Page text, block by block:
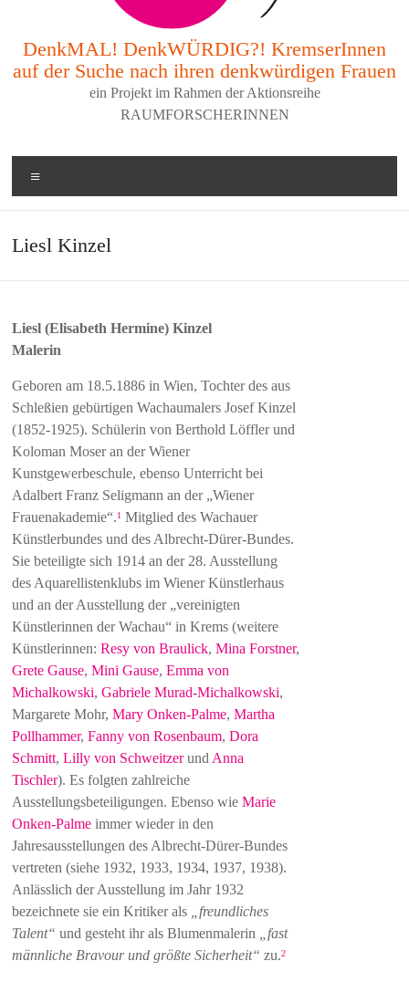
DenkMAL! DenkWÜRDIG?! KremserInnen
auf der Suche nach ihren denkwürdigen Frauen
ein Projekt im Rahmen der Aktionsreihe
RAUMFORSCHERINNEN
Liesl Kinzel
Liesl (Elisabeth Hermine) Kinzel
Malerin
Geboren am 18.5.1886 in Wien, Tochter des aus
Schleßien gebürtigen Wachaumalers Josef Kinzel
(1852-1925). Schülerin von Berthold Löffler und
Koloman Moser an der Wiener
Kunstgewerbeschule, ebenso Unterricht bei
Adalbert Franz Seligmann an der „Wiener
Frauenakademie“.1 Mitglied des Wachauer
Künstlerbundes und des Albrecht-Dürer-Bundes.
Sie beteiligte sich 1914 an der 28. Ausstellung
des Aquarellistenklubs im Wiener Künstlerhaus
und an der Ausstellung der „vereinigten
Künstlerinnen der Wachau“ in Krems (weitere
Künstlerinnen:Resy von Braulick,Mina Forstner,
Grete Gause,Mini Gause,Emma von
Michalkowski,Gabriele Murad-Michalkowski,
Margarete Mohr,Mary Onken-Palme,Martha
Pollhammer,Fanny von Rosenbaum,Dora
Schmitt,Lilly von Schweitzerund Anna
Tischler). Es folgten zahlreiche
Ausstellungsbeteiligungen. Ebenso wieMarie
Onken-Palme immer wieder in den
Jahresausstellungen des Albrecht-Dürer-Bundes
vertreten (siehe 1932, 1933, 1934, 1937, 1938).
Anlässlich der Ausstellung im Jahr 1932
bezeichnete sie ein Kritiker als
„freundliches
Talent“ und gesteht ihr als Blumenmalerin
„fast
männliche Bravour und größte Sicherheit“ zu.2